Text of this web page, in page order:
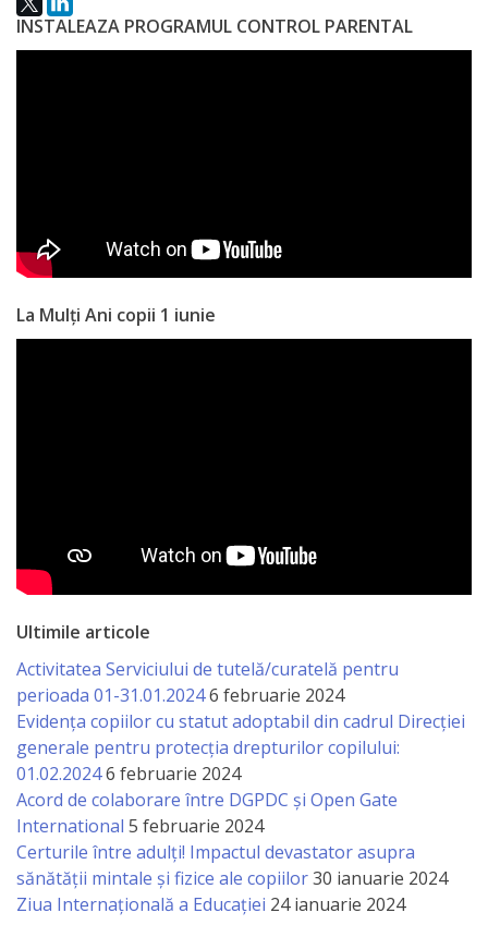
Planuri
Știri
Evenimente
internațională
Legislație
națională
Acte
interne
Media
Comunicate
de
INSTALEAZA PROGRAMUL CONTROL PARENTAL
La Mulți Ani copii 1 iunie
Ultimile articole
Activitatea Serviciului de tutelă/curatelă pentru
perioada 01-31.01.20246 februarie 2024
Evidența copiilor cu statut adoptabil din cadrul Direcției
generale pentru protecția drepturilor copilului:
01.02.20246 februarie 2024
Acord de colaborare între DGPDC și Open Gate
International 5 februarie 2024
Certurile între adulți! Impactul devastator asupra
sănătății mintale și fizice ale copiilor30 ianuarie 2024
Ziua Internațională a Educației 24 ianuarie 2024